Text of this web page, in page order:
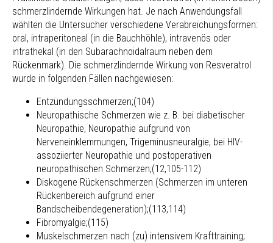
schmerzlindernde Wirkungen hat. Je nach Anwendungsfall
wählten die Untersucher verschiedene Verabreichungsformen:
oral, intraperitoneal (in die Bauchhöhle), intravenös oder
intrathekal (in den Subarachnoidalraum neben dem
Rückenmark). Die schmerzlindernde Wirkung von Resveratrol
wurde in folgenden Fällen nachgewiesen:
Entzündungsschmerzen;(104)
Neuropathische Schmerzen wie z. B. bei diabetischer
Neuropathie, Neuropathie aufgrund von
Nerveneinklemmungen, Trigeminusneuralgie, bei HIV-
assoziierter Neuropathie und postoperativen
neuropathischen Schmerzen;(12,105-112)
Diskogene Rückenschmerzen (Schmerzen im unteren
Rückenbereich aufgrund einer
Bandscheibendegeneration);(113,114)
Fibromyalgie;(115)
Muskelschmerzen nach (zu) intensivem Krafttraining;